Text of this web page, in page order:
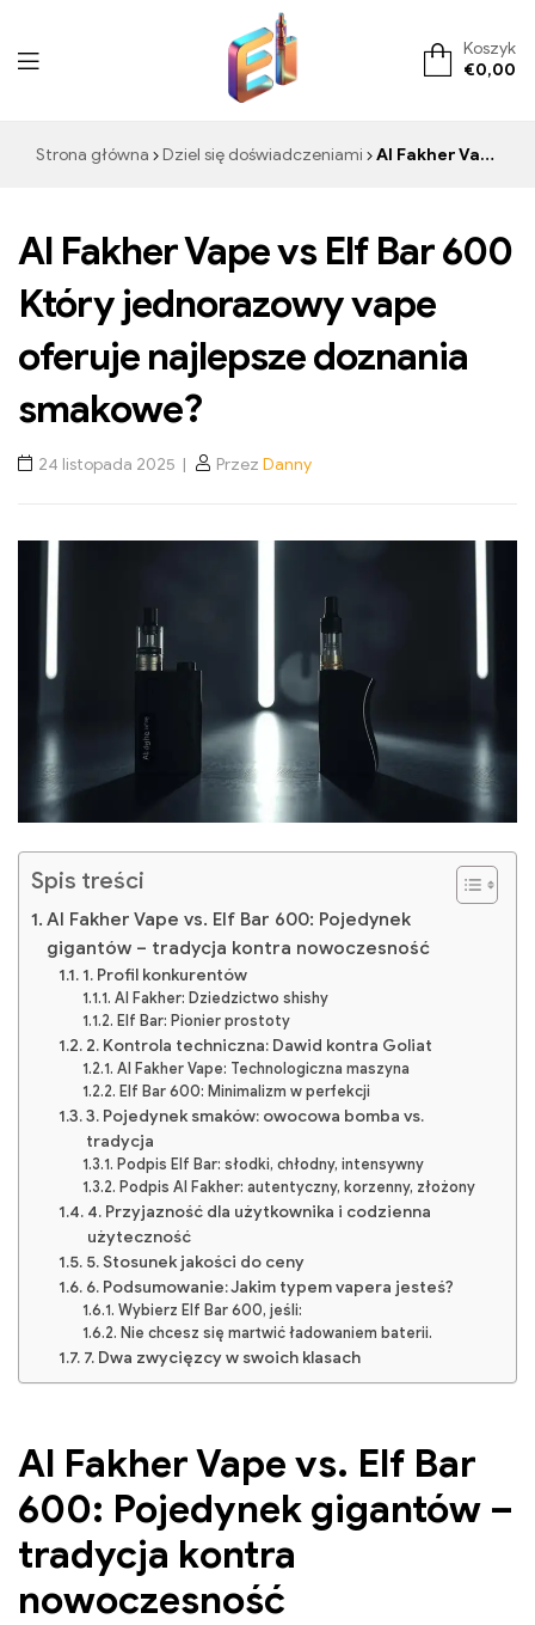
ElementVape.de
Koszyk
€0,00
Strona główna Dziel się doświadczeniami Al Fakher Vape vs Elf Bar 600 Który jednorazowy vape oferuje najlepsze doznania smakowe?
Al Fakher Vape vs Elf Bar 600
Który jednorazowy vape
oferuje najlepsze doznania
smakowe?
24 listopada 2025 Przez Danny
Spis treści
Al Fakher Vape vs. Elf Bar 600: Pojedynek
gigantów – tradycja kontra nowoczesność
1. Profil konkurentów
Al Fakher: Dziedzictwo shishy
Elf Bar: Pionier prostoty
2. Kontrola techniczna: Dawid kontra Goliat
Al Fakher Vape: Technologiczna maszyna
Elf Bar 600: Minimalizm w perfekcji
3. Pojedynek smaków: owocowa bomba vs.
tradycja
Podpis Elf Bar: słodki, chłodny, intensywny
Podpis Al Fakher: autentyczny, korzenny, złożony
4. Przyjazność dla użytkownika i codzienna
użyteczność
5. Stosunek jakości do ceny
6. Podsumowanie: Jakim typem vapera jesteś?
Wybierz Elf Bar 600, jeśli:
Nie chcesz się martwić ładowaniem baterii.
7. Dwa zwycięzcy w swoich klasach
Al Fakher Vape vs. Elf Bar
600: Pojedynek gigantów –
tradycja kontra
nowoczesność